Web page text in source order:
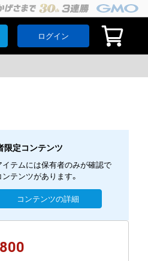
ログイン
限定コンテンツ
イテムには保有者のみが確認で
ンテンツがあります。
コンテンツの詳細